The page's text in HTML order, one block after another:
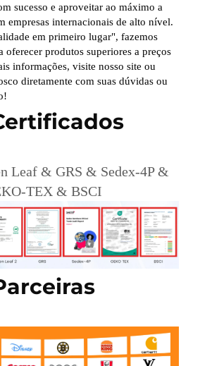
sucesso e aproveitar ao máximo a
empresas internacionais de alto nível.
em primeiro lugar", fazemos
oferecer produtos superiores a preços
informações, visite nosso site ou
diretamente com suas dúvidas ou
Leaf & GRS & Sedex-4P &
TEX & BSCI